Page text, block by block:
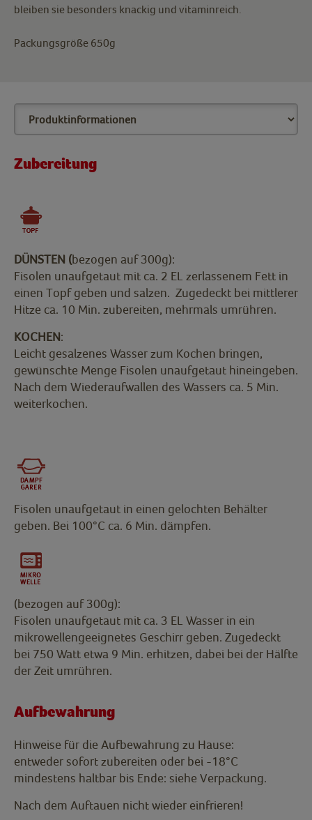
bleiben sie besonders knackig und vitaminreich.
Packungsgröße 650g
Zubereitung
DÜNSTEN (bezogen auf 300g):
Fisolen unaufgetaut mit ca. 2 EL zerlassenem Fett in
einen Topf geben und salzen. Zugedeckt bei mittlerer
Hitze ca. 10 Min. zubereiten, mehrmals umrühren.
KOCHEN:
Leicht gesalzenes Wasser zum Kochen bringen,
gewünschte Menge Fisolen unaufgetaut hineingeben.
Nach dem Wiederaufwallen des Wassers ca. 5 Min.
weiterkochen.
Fisolen unaufgetaut in einen gelochten Behälter
geben. Bei 100°C ca. 6 Min. dämpfen.
(bezogen auf 300g):
Fisolen unaufgetaut mit ca. 3 EL Wasser in ein
mikrowellengeeignetes Geschirr geben. Zugedeckt
bei 750 Watt etwa 9 Min. erhitzen, dabei bei der Hälfte
der Zeit umrühren.
Aufbewahrung
Hinweise für die Aufbewahrung zu Hause:
entweder sofort zubereiten oder bei -18°C
mindestens haltbar bis Ende: siehe Verpackung.
Nach dem Auftauen nicht wieder einfrieren!